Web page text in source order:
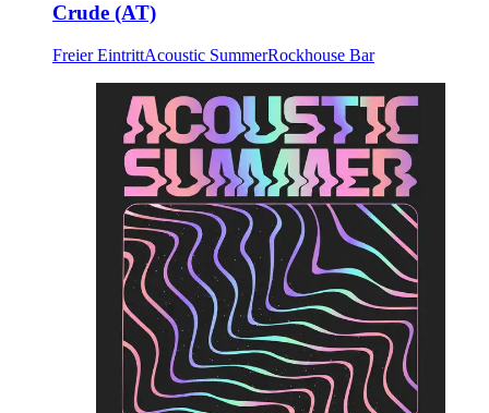
Crude (AT)
Freier EintrittAcoustic SummerRockhouse Bar